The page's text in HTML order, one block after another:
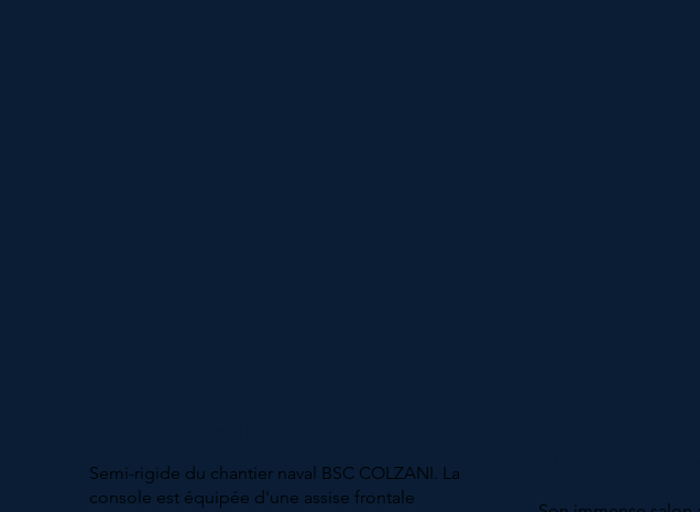
Semi-rigide du chantier naval BSC COLZANI. La
console est équipée d'une assise frontale